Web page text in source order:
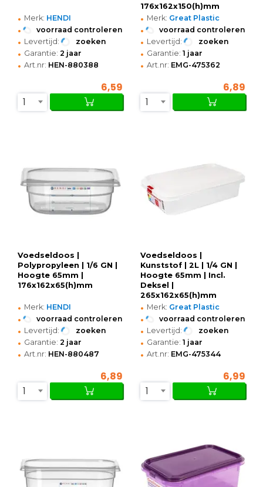
• Merk: HENDI
• voorraad controleren
• Levertijd: zoeken
• Garantie: 2 jaar
• Art.nr: HEN-880388
6,59
1
176x162x150(h)mm
• Merk: Great Plastic
• voorraad controleren
• Levertijd: zoeken
• Garantie: 1 jaar
• Art.nr: EMG-475362
6,89
1
Voedseldoos |
Polypropyleen | 1/6 GN |
Hoogte 65mm |
176x162x65(h)mm
• Merk: HENDI
• voorraad controleren
• Levertijd: zoeken
• Garantie: 2 jaar
• Art.nr: HEN-880487
6,89
1
Voedseldoos |
Kunststof | 2L | 1/4 GN |
Hoogte 65mm | Incl.
Deksel |
265x162x65(h)mm
• Merk: Great Plastic
• voorraad controleren
• Levertijd: zoeken
• Garantie: 1 jaar
• Art.nr: EMG-475344
6,99
1